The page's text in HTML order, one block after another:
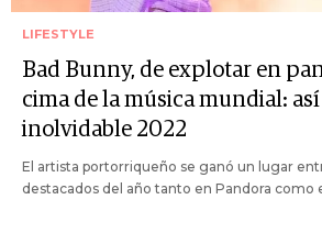
LIFESTYLE
Bad Bunny, de explotar en
cima de la música mundial:
inolvidable 2022
El artista portorriqueño se ganó un lugar
destacados del año tanto en Pandora como